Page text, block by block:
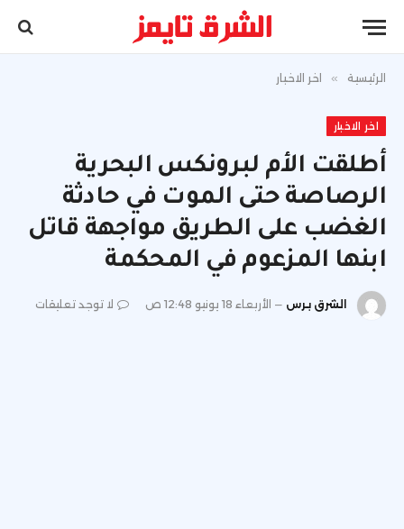
الرئيسية » اخر الاخبار
اخر الاخبار
أطلقت الأم لبرونكس البحرية
الرصاصة حتى الموت في حادثة
الغضب على الطريق مواجهة قاتل
ابنها المزعوم في المحكمة
الشرق برس الأربعاء 18 يونيو 12:48 ص لا توجد تعليقات